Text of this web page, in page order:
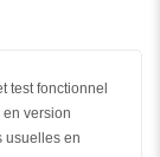
test fonctionnel
version
usuelles en